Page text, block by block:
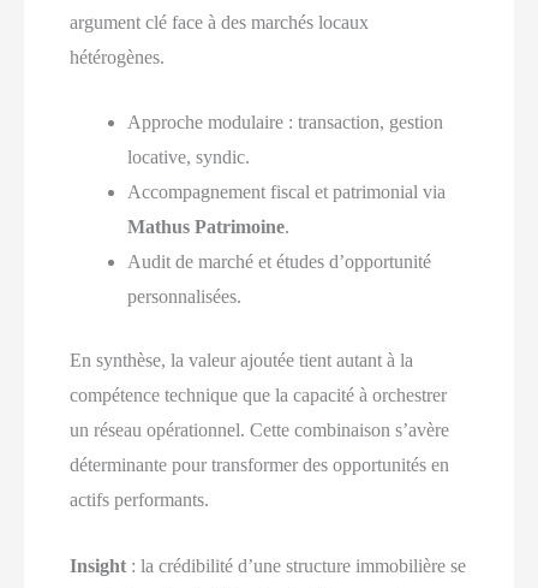
argument clé face à des marchés locaux
hétérogènes.
Approche modulaire : transaction, gestion
locative, syndic.
Accompagnement fiscal et patrimonial via
Mathus Patrimoine.
Audit de marché et études d’opportunité
personnalisées.
En synthèse, la valeur ajoutée tient autant à la
compétence technique que la capacité à orchestrer
un réseau opérationnel. Cette combinaison s’avère
déterminante pour transformer des opportunités en
actifs performants.
Insight : la crédibilité d’une structure immobilière se